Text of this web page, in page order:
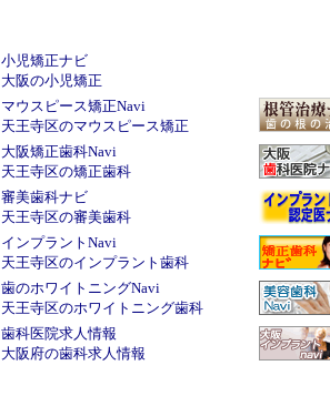
小児矯正ナビ
大阪の小児矯正
マウスピース矯正Navi
天王寺区のマウスピース矯正
大阪矯正歯科Navi
天王寺区の矯正歯科
審美歯科ナビ
天王寺区の審美歯科
インプラントNavi
天王寺区のインプラント歯科
歯のホワイトニングNavi
天王寺区のホワイトニング歯科
歯科医院求人情報
大阪府の歯科求人情報